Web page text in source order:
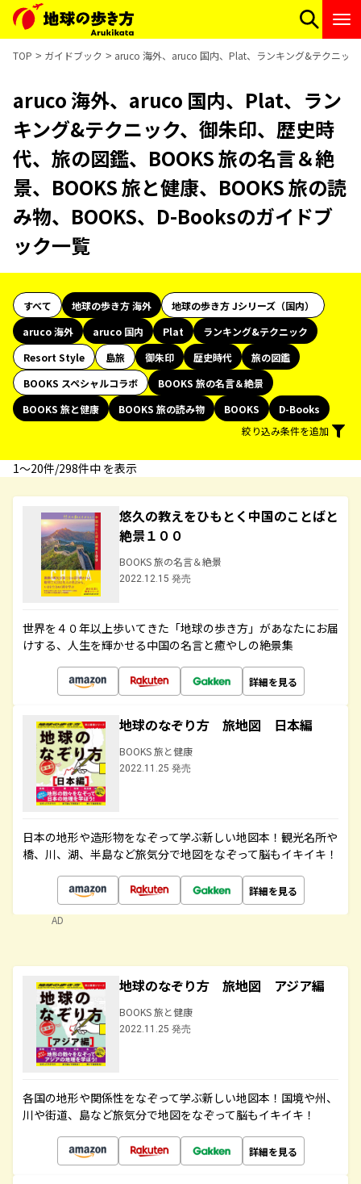
TOP ガイドブック aruco 海外、aruco 国内、Plat、ランキング&テクニッ
aruco 海外、aruco 国内、Plat、ラン
キング&テクニック、御朱印、歴史時
代、旅の図鑑、BOOKS 旅の名言＆絶
景、BOOKS 旅と健康、BOOKS 旅の読
み物、BOOKS、D-Booksのガイドブ
ック一覧
すべて 地球の歩き方 海外
地球の歩き方 Jシリーズ（国内）
aruco 海外
aruco 国内 Plat
ランキング&テクニック
Resort Style
島旅 御朱印 歴史時代
旅の図鑑
BOOKS スペシャルコラボ
BOOKS 旅の名言＆絶景
BOOKS 旅と健康
BOOKS 旅の読み物 BOOKS
D-Books
絞り込み条件を追加
1〜20件/298件中 を表示
悠久の教えをひもとく中国のことばと
絶景１００
BOOKS 旅の名言＆絶景
2022.12.15 発売
世界を４０年以上歩いてきた「地球の歩き方」があなたにお届
けする、人生を輝かせる中国の名言と癒やしの絶景集
詳細を見る
地球のなぞり方 旅地図 日本編
BOOKS 旅と健康
2022.11.25 発売
日本の地形や造形物をなぞって学ぶ新しい地図本！観光名所や
橋、川、湖、半島など旅気分で地図をなぞって脳もイキイキ！
詳細を見る
AD
地球のなぞり方 旅地図 アジア編
BOOKS 旅と健康
2022.11.25 発売
各国の地形や関係性をなぞって学ぶ新しい地図本！国境や州、
川や街道、島など旅気分で地図をなぞって脳もイキイキ！
詳細を見る